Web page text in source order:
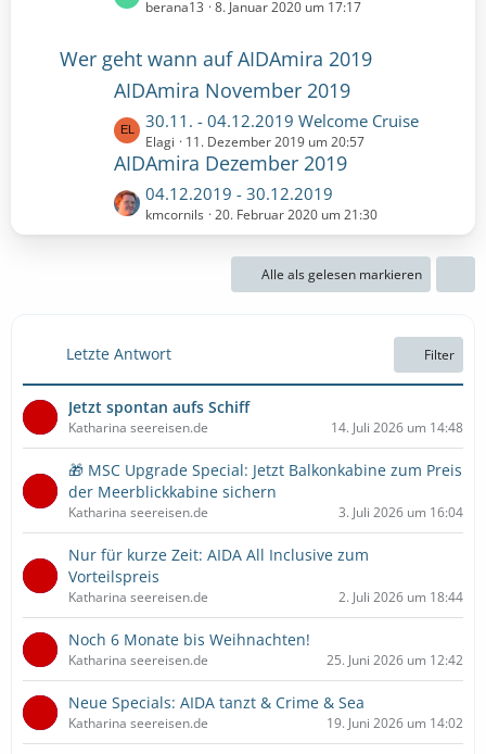
r
e
i
t
r
ä
g
e
e
t
e
B
e
i
r
berana13 8. Januar 2020 um 17:17
Wer geht wann auf AIDAmira 2019
AIDAmira November 2019
L
e
t
t
ä
g
e
30.11. - 04.12.2019 Welcome Cruise
Elagi 11. Dezember 2019 um 20:57
AIDAmira Dezember 2019
L
e
t
e
i
t
r
ä
g
e
04.12.2019 - 30.12.2019
kmcornils 20. Februar 2020 um 21:30
Alle als gelesen markieren
Letzte Antwort Filter
Jetzt spontan aufs Schiff
Katharina seereisen.de 14. Juli 2026 um 14:48
🎁 MSC Upgrade Special: Jetzt Balkonkabine zum Preis
der Meerblickkabine sichern
Katharina seereisen.de 3. Juli 2026 um 16:04
Nur für kurze Zeit: AIDA All Inclusive zum
Vorteilspreis
Katharina seereisen.de 2. Juli 2026 um 18:44
Noch 6 Monate bis Weihnachten!
Katharina seereisen.de 25. Juni 2026 um 12:42
Neue Specials: AIDA tanzt & Crime & Sea
Katharina seereisen.de 19. Juni 2026 um 14:02